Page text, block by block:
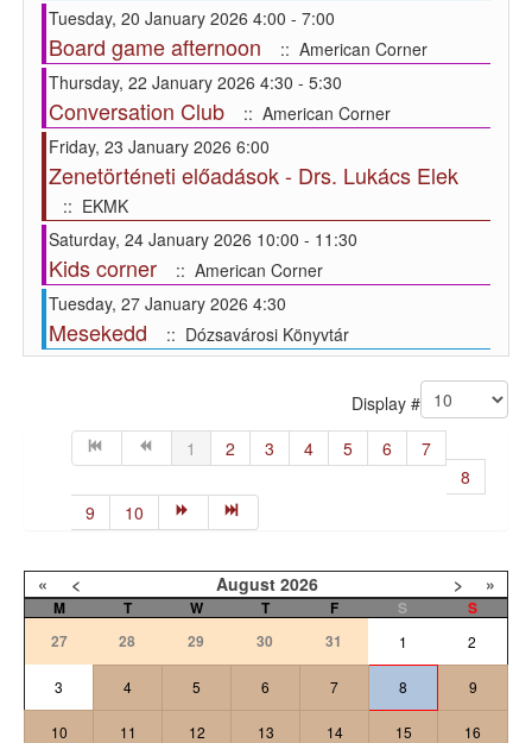
Tuesday, 20 January 2026 4:00 - 7:00
Board game afternoon
:: American Corner
Thursday, 22 January 2026 4:30 - 5:30
Conversation Club
:: American Corner
Friday, 23 January 2026 6:00
Zenetörténeti előadások - Drs. Lukács Elek
:: EKMK
Saturday, 24 January 2026 10:00 - 11:30
Kids corner
:: American Corner
Tuesday, 27 January 2026 4:30
Mesekedd :: Dózsavárosi Könyvtár
Display #
1
2 3 4 5 6
7
8
9
10
« < August 2026 > »
M T W T F S
S
27
28 29 30 31 1 2
3 4 5 6 7 8 9
10 11 12 13 14 15 16